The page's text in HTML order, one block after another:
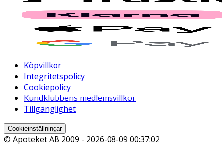
Köpvillkor
Integritetspolicy
Cookiepolicy
Kundklubbens medlemsvillkor
Tillgänglighet
Cookieinställningar
© Apoteket AB 2009 - 2026-08-09 00:37:02